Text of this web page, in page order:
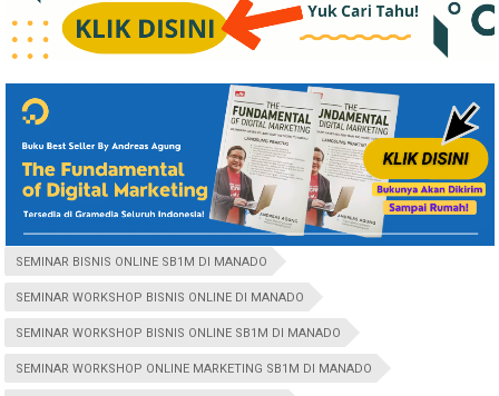
SEMINAR BISNIS ONLINE SB1M DI MANADO
SEMINAR WORKSHOP BISNIS ONLINE DI MANADO
SEMINAR WORKSHOP BISNIS ONLINE SB1M DI MANADO
SEMINAR WORKSHOP ONLINE MARKETING SB1M DI MANADO